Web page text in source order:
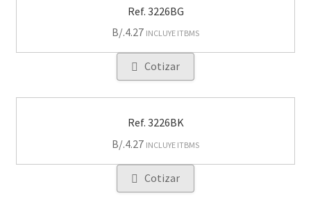
Ref. 3226BG
B/.4.27 INCLUYE ITBMS
Cotizar
Ref. 3226BK
B/.4.27 INCLUYE ITBMS
Cotizar